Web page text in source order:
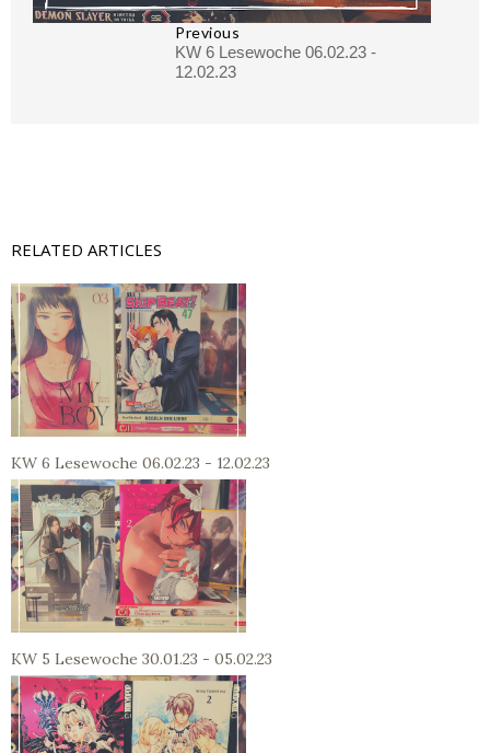
Previous
KW 6 Lesewoche 06.02.23 -
12.02.23
RELATED ARTICLES
KW 6 Lesewoche 06.02.23 - 12.02.23
KW 5 Lesewoche 30.01.23 - 05.02.23